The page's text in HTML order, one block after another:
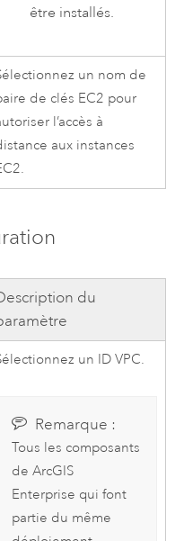
être installés.
un nom de
de clés EC2 pour
l’accès à
aux instances
.
du
un IDVPC.
Remarque :
Tous les composants
de ArcGIS
Enterprise qui font
partie du même